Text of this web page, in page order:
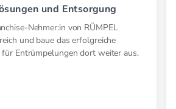
und Entsorgung
Nehmer:in von RÜMPEL
und baue das erfolgreiche
für Entrümpelungen dort weiter aus.